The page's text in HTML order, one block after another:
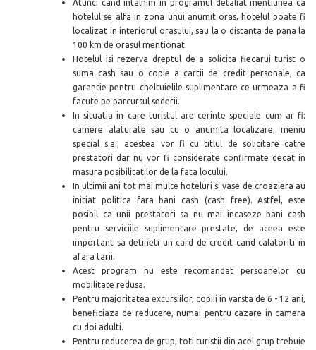
Atunci cand intalnim in programul detaliat mentiunea ca
hotelul se alfa in zona unui anumit oras, hotelul poate fi
localizat in interiorul orasului, sau la o distanta de pana la
100 km de orasul mentionat.
Hotelul isi rezerva dreptul de a solicita fiecarui turist o
suma cash sau o copie a cartii de credit personale, ca
garantie pentru cheltuielile suplimentare ce urmeaza a fi
facute pe parcursul sederii.
In situatia in care turistul are cerinte speciale cum ar fi:
camere alaturate sau cu o anumita localizare, meniu
special s.a., acestea vor fi cu titlul de solicitare catre
prestatori dar nu vor fi considerate confirmate decat in
masura posibilitatilor de la fata locului.
In ultimii ani tot mai multe hoteluri si vase de croaziera au
initiat politica fara bani cash (cash free). Astfel, este
posibil ca unii prestatori sa nu mai incaseze bani cash
pentru serviciile suplimentare prestate, de aceea este
important sa detineti un card de credit cand calatoriti in
afara tarii.
Acest program nu este recomandat persoanelor cu
mobilitate redusa.
Pentru majoritatea excursiilor, copiii in varsta de 6 - 12 ani,
beneficiaza de reducere, numai pentru cazare in camera
cu doi adulti.
Pentru reducerea de grup, toti turistii din acel grup trebuie